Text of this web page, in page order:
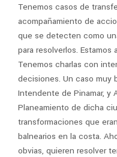
Tenemos casos de
acompañamiento de
que se detecten como
para resolverlos.
Tenemos charlas con
decisiones. Un caso muy
Intendente de Pinamar, y
Planeamiento de dicha
transformaciones que
balnearios en la costa.
obvias, quieren resolver